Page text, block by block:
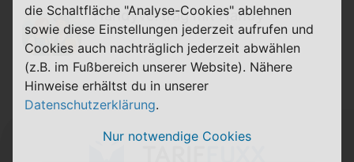
Handyvertrag mit Handy
die Schaltfläche "Analyse-Cookies" ablehnen
sowie diese Einstellungen jederzeit aufrufen und
Cookies auch nachträglich jederzeit abwählen
(z.B. im Fußbereich unserer Website). Nähere
Hinweise erhältst du in unserer
Datenschutzerklärung.
Nur notwendige Cookies